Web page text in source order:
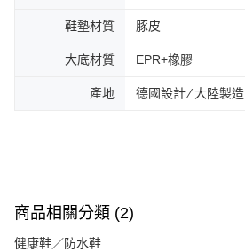
鞋墊材質 豚皮
大底材質 EPR+橡膠
產地 德國設計 ∕ 大陸製造
商品相關分類 (2)
健康鞋／防水鞋